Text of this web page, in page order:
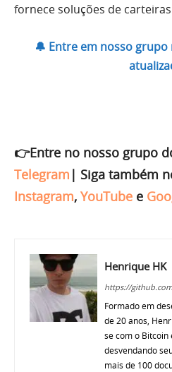
fornece soluções de
🔔 Entre em nosso
👉Entre no nosso grupo
Telegram | Siga também
Instagram, YouTube e
Henrique HK
https://
Formado em
de 20 anos,
se com o Bitcoin
desvendando
mais de 100